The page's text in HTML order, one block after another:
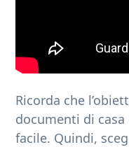
Ricorda che
documenti di
facile. Quindi,